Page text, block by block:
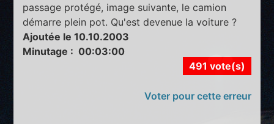
passage protégé, image suivante, le camion
démarre plein pot. Qu'est devenue la voiture ?
Ajoutée le 10.10.2003
Minutage : 00:03:00
491 vote(s)
Voter pour cette erreur